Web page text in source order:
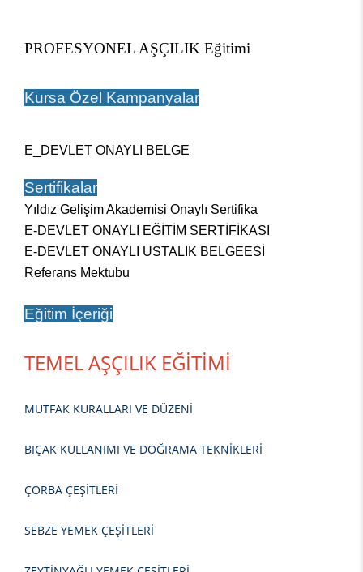
PROFESYONEL AŞÇILIK Eğitimi
Kursa Özel Kampanyalar
E_DEVLET ONAYLI BELGE
Sertifikalar
Yıldız Gelişim Akademisi Onaylı Sertifika
E-DEVLET ONAYLI EĞİTİM SERTİFİKASI
E-DEVLET ONAYLI USTALIK BELGEESİ
Referans Mektubu
Eğitim İçeriği
TEMEL AŞÇILIK EĞİTİMİ
MUTFAK KURALLARI VE DÜZENİ
BIÇAK KULLANIMI VE DOĞRAMA TEKNİKLERİ
ÇORBA ÇEŞİTLERİ
SEBZE YEMEK ÇEŞİTLERİ